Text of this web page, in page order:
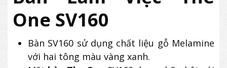
One SV160
Bàn SV160 sử dụng chất liệu gỗ Melamine
với hai tông màu vàng xanh.